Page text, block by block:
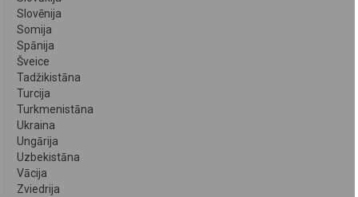
Slovēnija
Somija
Spānija
Šveice
Tadžikistāna
Turcija
Turkmenistāna
Ukraina
Ungārija
Uzbekistāna
Vācija
Zviedrija